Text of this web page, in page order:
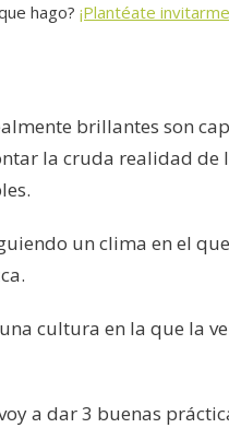
hago? ¡Plantéate
brillantes son
la cruda realidad de
un clima en el
cultura en la que la
a dar 3 buenas